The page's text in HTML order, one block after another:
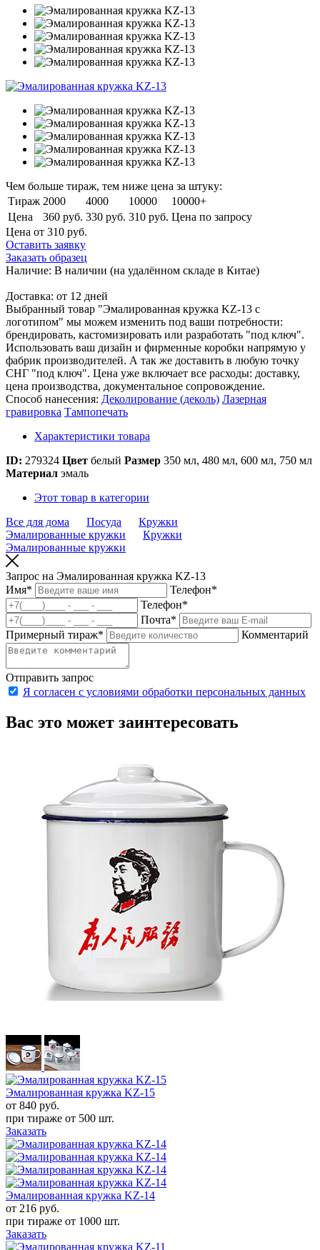
Чем больше тираж, тем ниже цена за штуку:
Тираж 2000 4000 10000
10000+
Цена
360 руб. 330 руб. 310 руб. Цена по запросу
Цена от 310 руб.
Оставить заявку
Заказать образец
Наличие: В наличии (на удалённом складе в Китае)
Доставка: от 12 дней
Выбранный товар "Эмалированная кружка KZ-13 с
логотипом" мы можем изменить под ваши потребности:
брендировать, кастомизировать или разработать "под ключ".
Использовать ваш дизайн и фирменные коробки напрямую у
фабрик производителей. А так же доставить в любую точку
СНГ "под ключ". Цена уже включает все расходы: доставку,
цена производства, документальное сопровождение.
Способ нанесения: Деколирование (деколь) Лазерная
гравировка Тампопечать
Характеристики товара
ID: 279324 Цвет белый Размер 350 мл, 480 мл, 600 мл, 750 мл
Материал эмаль
Этот товар в категории
Все для дома
Посуда
Кружки
Эмалированные кружки
Кружки
Эмалированные кружки
Запрос на Эмалированная кружка KZ-13
Имя* Телефон*
Телефон*
Почта*
Примерный тираж* Комментарий
Отправить запрос
Я согласен с условиями обработки персональных данных
Вас это может заинтересовать
Эмалированная кружка KZ-15
от 840 руб.
при тираже от 500 шт.
Заказать
Эмалированная кружка KZ-14
от 216 руб.
при тираже от 1000 шт.
Заказать